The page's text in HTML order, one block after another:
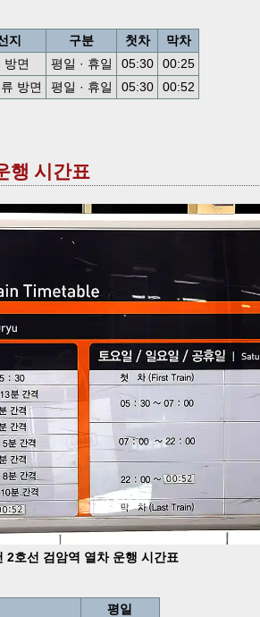
지 구분 첫차
막차
방면
평일 · 휴일 05:30
00:25
방면
평일 · 휴일 05:30 00:52
행 시간표
2호선 검암역 열차 운행 시간표
평일